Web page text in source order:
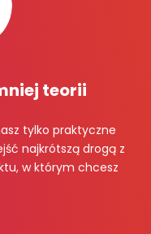
teorii
tylko praktyczne
najkrótszą drogą z
w którym chcesz